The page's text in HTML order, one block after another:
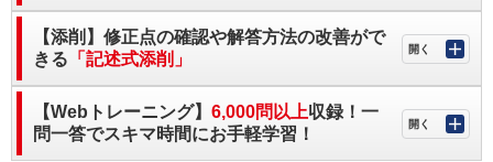
【添削】修正点の確認や解答方法の改善がで
きる 「記述式添削」
【Webトレーニング】 6,000問以上収録！一
問一答でスキマ時間にお手軽学習！